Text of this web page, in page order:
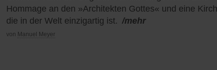
Hommage an den »Architekten Gottes« und eine
die in der Welt einzigartig ist. /mehr
von Manuel Meyer